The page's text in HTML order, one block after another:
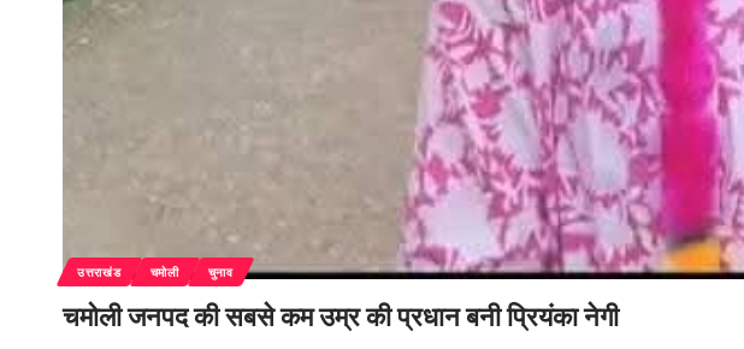
उत्तराखंड चमोली चुनाव
चमोली जनपद की सबसे कम उम्र की प्रधान बनी प्रियंका नेगी